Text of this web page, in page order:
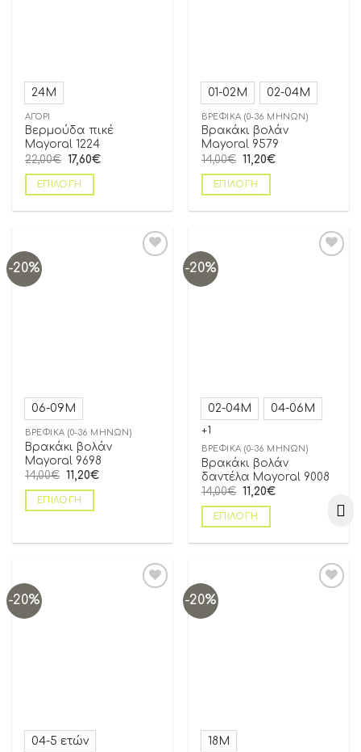
24Μ
ΑΓΌΡΙ
Βερμούδα πικέ
Mayoral 1224
22,00€ 17,60€
ΕΠΙΛΟΓΉ
01-02Μ 02-04Μ
ΒΡΕΦΙΚΆ (0-36 ΜΗΝΏΝ)
Βρακάκι βολάν
Mayoral 9579
14,00€ 11,20€
ΕΠΙΛΟΓΉ
-20%
06-09Μ
ΒΡΕΦΙΚΆ (0-36 ΜΗΝΏΝ)
Βρακάκι βολάν
Mayoral 9698
14,00€ 11,20€
ΕΠΙΛΟΓΉ
-20%
02-04Μ 04-06Μ
+1
ΒΡΕΦΙΚΆ (0-36 ΜΗΝΏΝ)
Βρακάκι βολάν
δαντέλα Mayoral 9008
14,00€ 11,20€
ΕΠΙΛΟΓΉ
-20%
04-5 ετών
-20%
18Μ